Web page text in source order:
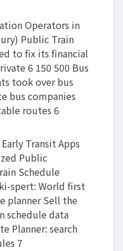
Operators in
Public Train
to fix its financial
6 150 500 Bus
took over bus
bus companies
routes 6
Transit Apps
Public
Schedule
spert: World first
planner Sell the
schedule data
Planner: search
7